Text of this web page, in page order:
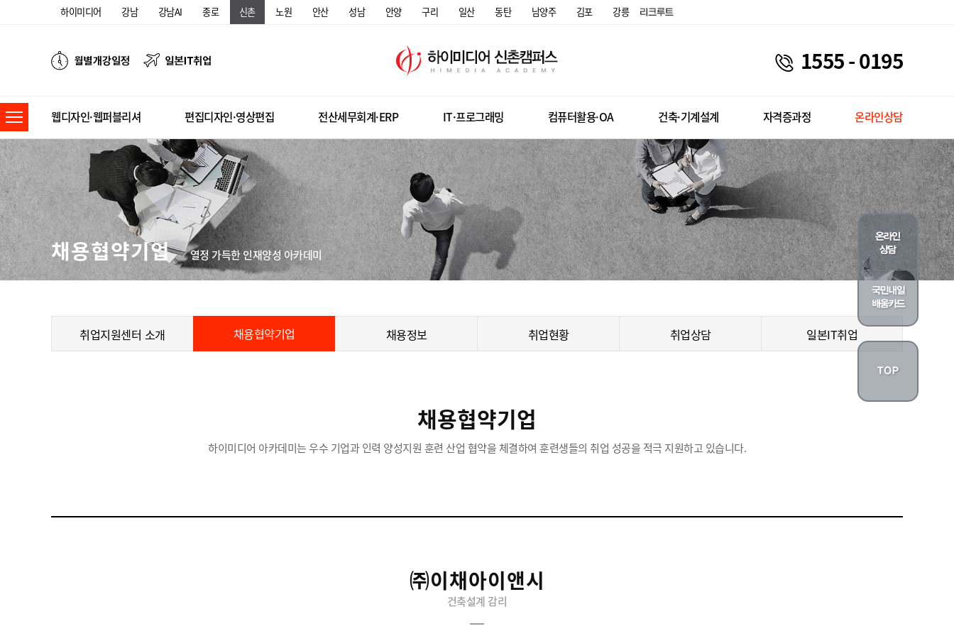
하이미디어 강남 강남AI 종로 신촌 노원 안산 성남 안양 구리 일산 동탄 남양주 김포 강릉
1555 - 0195
웹디자인·웹퍼블리셔 편집디자인·영상편집 전산세무회계·ERP IT·프로그래밍 컴퓨터활용·OA 건축·기계설계 자격증과정 온라인상담
채용협약기업 열정 가득한 인재양성 아카데미
취업지원센터 소개 채용협약기업 채용정보 취업현황 취업상담 일본IT취업
채용협약기업
하이미디어 아카데미는 우수 기업과 인력 양성지원 훈련 산업 협약을 체결하여 훈련생들의 취업 성공을 적극 지원하고 있습니다.
㈜이채아이앤시
건축설계 감리